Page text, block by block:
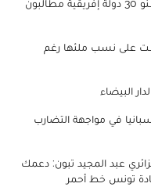
تأشيرة الدخول للولايات المتحدة: مواطنو 30 دولة إفريقية مطالبون
على نسب ملئها رغم
البيضاء
في مواجهة التضارب
عبد المجيد تبون: دعمك
تونس خط أحمر